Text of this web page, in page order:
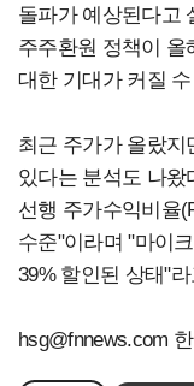
돌파가 예상된다고
주주환원 정책이 올
대한 기대가 커질
최근 주가가 올랐지
있다는 분석도 나왔
선행 주가수익비율
수준"이라며 "마이
39% 할인된 상태"
hsg@fnnews.com